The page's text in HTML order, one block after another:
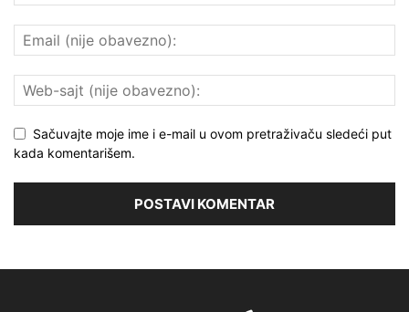
Sačuvajte moje ime i e-mail u ovom pretraživaču sledeći put
kada komentarišem.